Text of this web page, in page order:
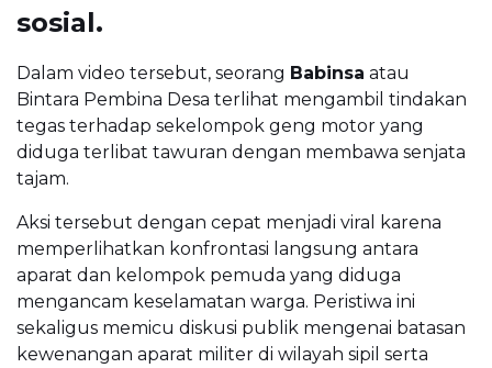
sosial.
Dalam video tersebut, seorang Babinsa atau
Bintara Pembina Desa terlihat mengambil tindakan
tegas terhadap sekelompok geng motor yang
diduga terlibat tawuran dengan membawa senjata
tajam.
Aksi tersebut dengan cepat menjadi viral karena
memperlihatkan konfrontasi langsung antara
aparat dan kelompok pemuda yang diduga
mengancam keselamatan warga. Peristiwa ini
sekaligus memicu diskusi publik mengenai batasan
kewenangan aparat militer di wilayah sipil serta